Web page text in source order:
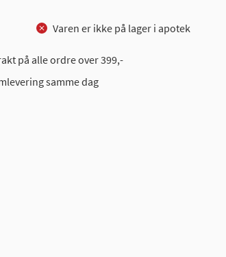
Varen er ikke på lager i apotek
på alle ordre over 399,-
samme dag